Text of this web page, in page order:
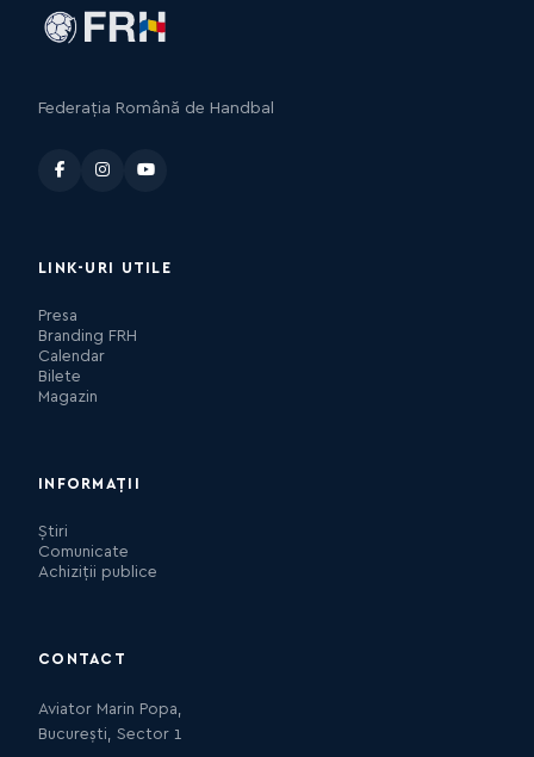
Federația Română de Handbal
LINK-URI UTILE
Presa
Branding FRH
Calendar
Bilete
Magazin
INFORMAȚII
Știri
Comunicate
Achiziții publice
CONTACT
Aviator Marin Popa,
București, Sector 1